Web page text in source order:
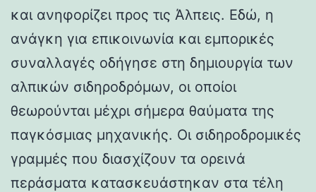
και ανηφορίζει προς τις Άλπεις. Εδώ, η
ανάγκη για επικοινωνία και εμπορικές
συναλλαγές οδήγησε στη δημιουργία των
αλπικών σιδηροδρόμων, οι οποίοι
θεωρούνται μέχρι σήμερα θαύματα της
παγκόσμιας μηχανικής. Οι σιδηροδρομικές
γραμμές που διασχίζουν τα ορεινά
περάσματα κατασκευάστηκαν στα τέλη